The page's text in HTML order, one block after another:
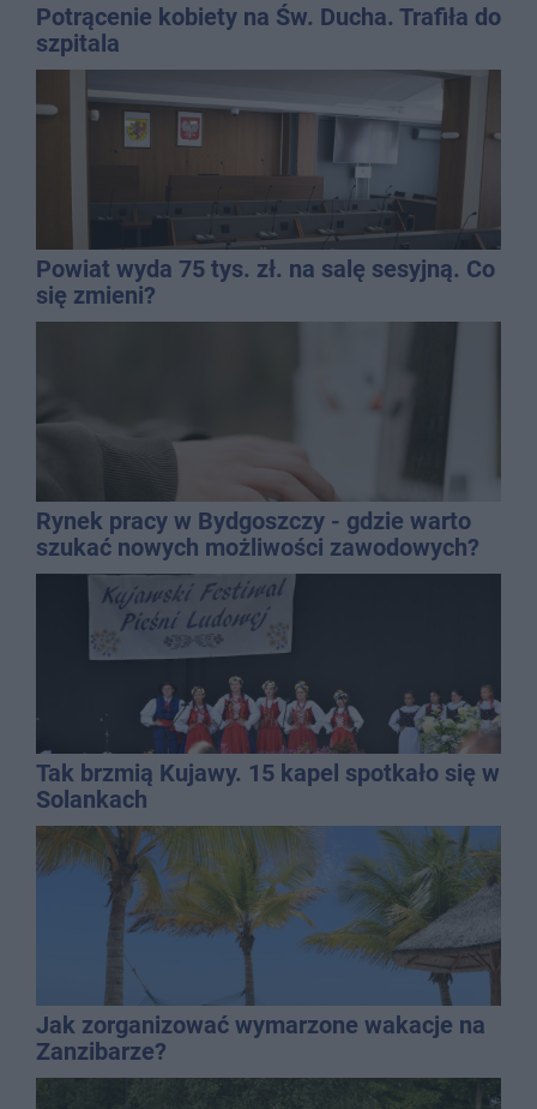
Potrącenie kobiety na Św. Ducha. Trafiła do
szpitala
Powiat wyda 75 tys. zł. na salę sesyjną. Co
się zmieni?
Rynek pracy w Bydgoszczy - gdzie warto
szukać nowych możliwości zawodowych?
Tak brzmią Kujawy. 15 kapel spotkało się w
Solankach
Jak zorganizować wymarzone wakacje na
Zanzibarze?